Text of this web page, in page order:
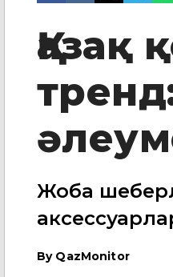
Қазақ
Жоба
By QazMonitor